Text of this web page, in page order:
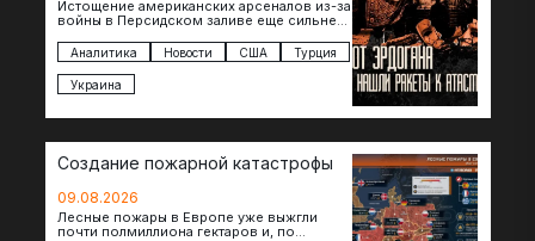
Истощение американских арсеналов из-за
войны в Персидском заливе еще сильнее
американских ракет т.н. Украине. И…
Аналитика Новости США Турция
Украина
Создание пожарной катастрофы
09.08.2026
Лесные пожары в Европе уже выжгли
почти полмиллиона гектаров и, по